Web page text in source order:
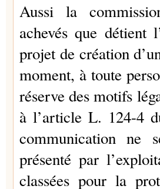
Aussi la
achevés que
projet de création
moment, à toute
réserve des motifs
à l’article L. 124-4
communication ne
présenté par
classées pour la